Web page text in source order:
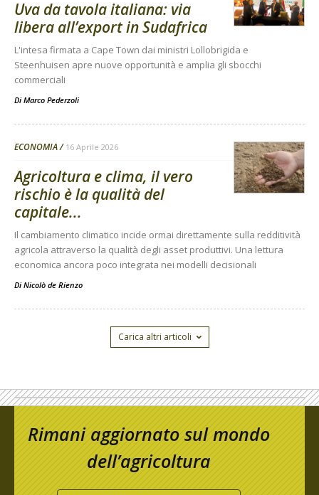
Uva da tavola italiana: via
libera all’export in Sudafrica
L'intesa firmata a Cape Town dai ministri Lollobrigida e
Steenhuisen apre nuove opportunità e amplia gli sbocchi
commerciali
Di Marco Pederzoli
ECONOMIA 16 Aprile 2026
Agricoltura e clima, il vero
rischio è la qualità del
capitale...
Il cambiamento climatico incide ormai direttamente sulla redditività
agricola attraverso la qualità degli asset produttivi. Una lettura
economica ancora poco integrata nei modelli decisionali
Di Nicolò de Rienzo
Carica altri articoli
Rimani aggiornato sul mondo
dell’agricoltura